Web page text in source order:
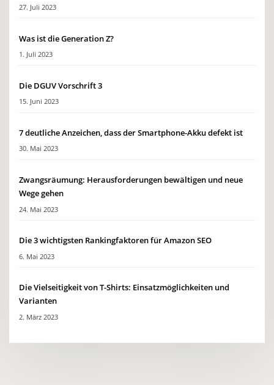
27. Juli 2023
Was ist die Generation Z?
1. Juli 2023
Die DGUV Vorschrift 3
15. Juni 2023
7 deutliche Anzeichen, dass der Smartphone-Akku defekt ist
30. Mai 2023
Zwangsräumung: Herausforderungen bewältigen und neue
Wege gehen
24. Mai 2023
Die 3 wichtigsten Rankingfaktoren für Amazon SEO
6. Mai 2023
Die Vielseitigkeit von T-Shirts: Einsatzmöglichkeiten und
Varianten
2. März 2023